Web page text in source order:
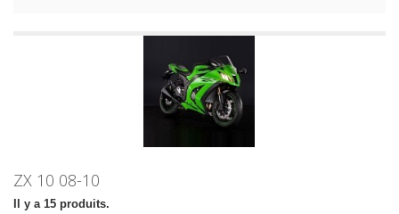
ZX 10 08-10
Il y a 15 produits.